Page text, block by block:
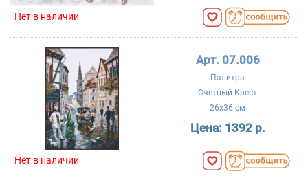
Нет в наличии
Арт. 07.006
Палитра
Счетный Крест
26x36 см
Цена: 1392 р.
Нет в наличии